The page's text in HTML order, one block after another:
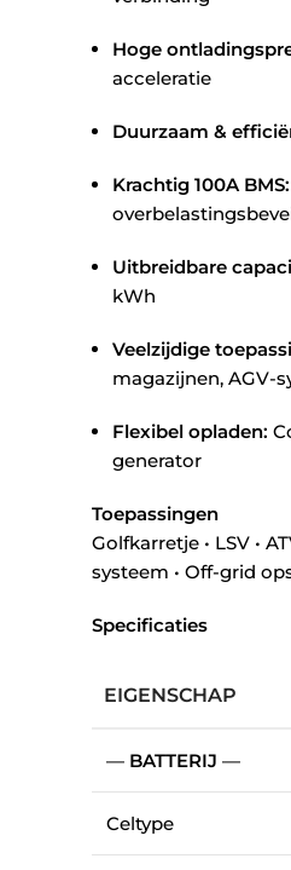
Hoge
acceleratie
Duurzaam &
Krachtig 100A BMS:
Uitbreidbare
kWh
Veelzijdige
magazijnen, AGV-
Flexibel opladen:
generator
Toepassingen
Golfkarretje • LSV •
systeem • Off-grid
Specificaties
EIGENSCHAP
— BATTERIJ —
Celtype